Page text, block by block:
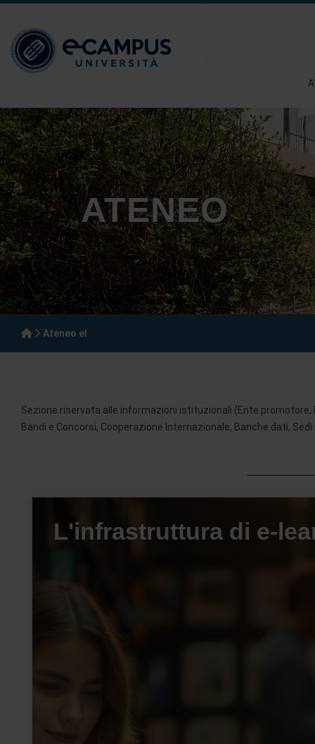
ATENEO
Ateneo el
Sezione riservata alle informazioni istituzionali (Ente
Bandi e Concorsi, Cooperazione Internazionale, Banche dati,
L'infrastruttura di e-